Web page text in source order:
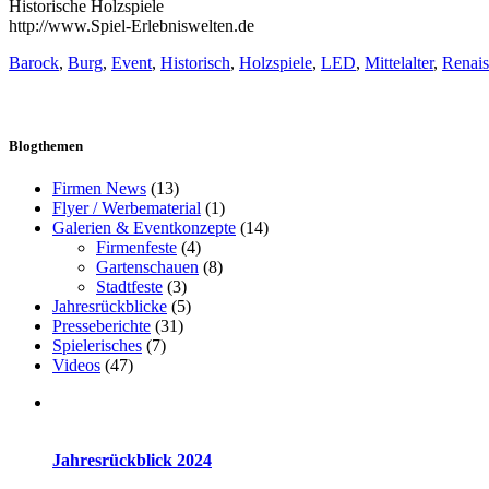
Historische Holzspiele
http://www.Spiel-Erlebniswelten.de
Barock, Burg, Event, Historisch, Holzspiele, LED, Mittelalter,
Blogthemen
Firmen News (13)
Flyer / Werbematerial (1)
Galerien & Eventkonzepte (14)
Firmenfeste (4)
Gartenschauen (8)
Stadtfeste (3)
Jahresrückblicke (5)
Presseberichte (31)
Spielerisches (7)
Videos (47)
Jahresrückblick 2024